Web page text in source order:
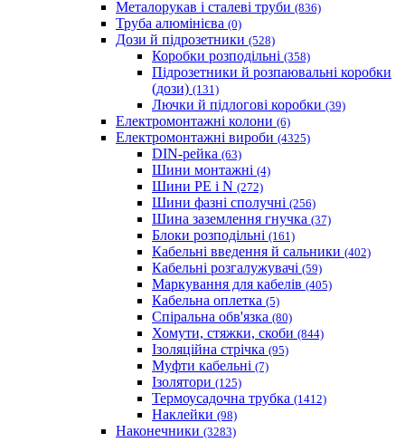
Металорукав і сталеві труби (836)
Труба алюмінієва (0)
Дози й підрозетники (528)
Коробки розподільні (358)
Підрозетники й розпаювальні коробки
(дози) (131)
Лючки й підлогові коробки (39)
Електромонтажні колони (6)
Електромонтажні вироби (4325)
DIN-рейка (63)
Шини монтажні (4)
Шини PE і N (272)
Шини фазні сполучні (256)
Шина заземлення гнучка (37)
Блоки розподільні (161)
Кабельні введення й сальники (402)
Кабельні розгалужувачі (59)
Маркування для кабелів (405)
Кабельна оплетка (5)
Спіральна обв'язка (80)
Хомути, стяжки, скоби (844)
Ізоляційна стрічка (95)
Муфти кабельні (7)
Ізолятори (125)
Термоусадочна трубка (1412)
Наклейки (98)
Наконечники (3283)